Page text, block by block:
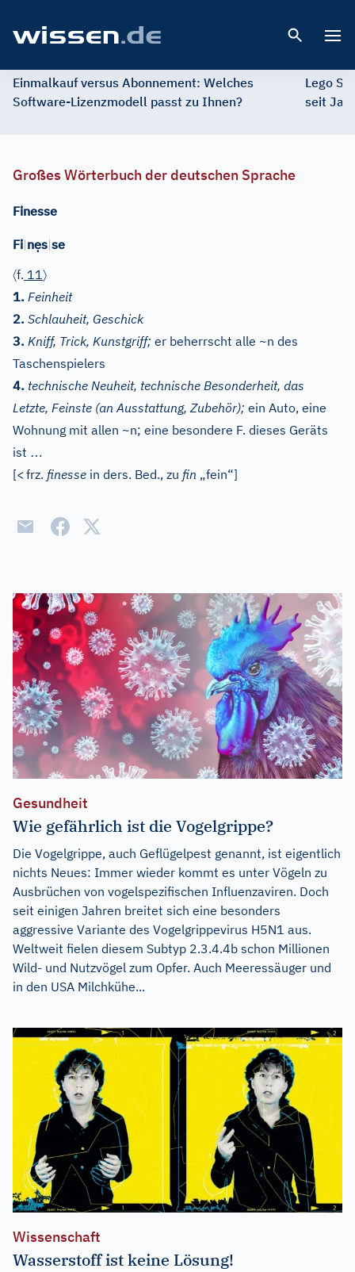
Einmalkauf versus Abonnement: Welches
Software-Lizenzmodell passt zu Ihnen?
Lego
seit
Großes Wörterbuch der deutschen Sprache
Finesse
Fi|nẹs|se
〈f. 11〉
1. Feinheit
2. Schlauheit, Geschick
3. Kniff, Trick, Kunstgriff; er beherrscht alle ~n des
Taschenspielers
4. technische Neuheit, technische Besonderheit, das
Letzte, Feinste (an Ausstattung, Zubehör); ein Auto, eine
Wohnung mit allen ~n; eine besondere F. dieses Geräts
ist …
[<frz. finesse in ders. Bed., zu fin „fein“]
Gesundheit
Wie gefährlich ist die Vogelgrippe?
Die Vogelgrippe, auch Geflügelpest genannt, ist eigentlich
nichts Neues: Immer wieder kommt es unter Vögeln zu
Ausbrüchen von vogelspezifischen Influenzaviren. Doch
seit einigen Jahren breitet sich eine besonders
aggressive Variante des Vogelgrippevirus H5N1 aus.
Weltweit fielen diesem Subtyp 2.3.4.4b schon Millionen
Wild- und Nutzvögel zum Opfer. Auch Meeressäuger und
in den USA Milchkühe...
Wissenschaft
Wasserstoff ist keine Lösung!